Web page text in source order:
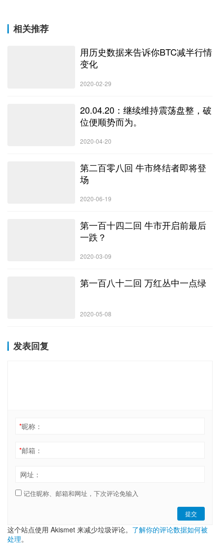
相关推荐
用历史数据来告诉你BTC减半行情
变化
2020-02-29
20.04.20：继续维持震荡盘整，破
位便顺势而为。
2020-04-20
第二百零八回 牛市终结者即将登
场
2020-06-19
第一百十四二回 牛市开启前最后
一跌？
2020-03-09
第一百八十二回 万红丛中一点绿
2020-05-08
发表回复
*昵称：
*邮箱：
网址：
记住昵称、邮箱和网址，下次评论免输入
提交
这个站点使用 Akismet 来减少垃圾评论。 了解你的评论数据如何被
处理。